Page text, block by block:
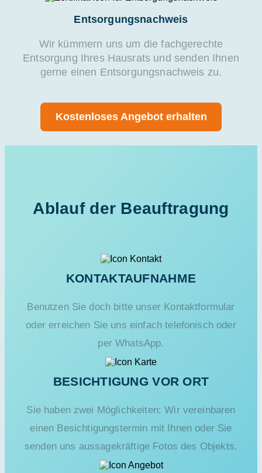
Entsorgungsnachweis
Wir kümmern uns um die fachgerechte
Entsorgung Ihres Hausrats und senden Ihnen
gerne einen Entsorgungsnachweis zu.
Kostenloses Angebot erhalten
Ablauf der Beauftragung
KONTAKTAUFNAHME
Benutzen Sie doch bitte unser Kontaktformular
oder erreichen Sie uns einfach telefonisch oder
per WhatsApp.
BESICHTIGUNG VOR ORT
Sie haben zwei Möglichkeiten: Wir vereinbaren
einen Besichtigungstermin mit Ihnen oder Sie
senden uns aussagekräftige Fotos des Objekts.